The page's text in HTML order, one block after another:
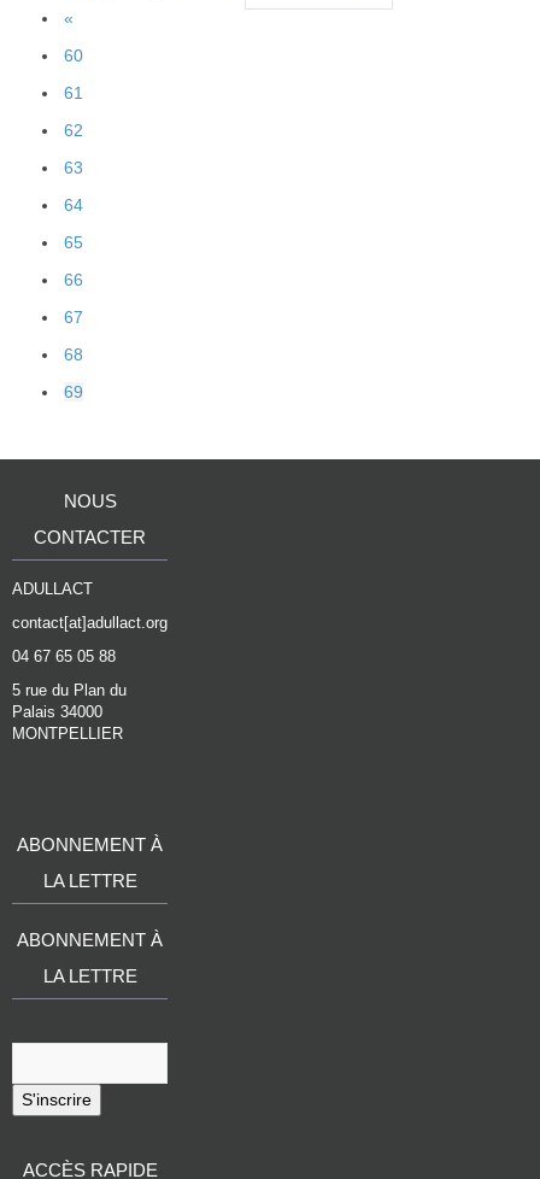
«
60
61
62
63
64
65
66
67
68
69
NOUS
CONTACTER
ADULLACT
contact[at]adullact.org
04 67 65 05 88
5 rue du Plan du
Palais 34000
MONTPELLIER
ABONNEMENT À
LA LETTRE
ABONNEMENT À
LA LETTRE
S'inscrire
ACCÈS RAPIDE